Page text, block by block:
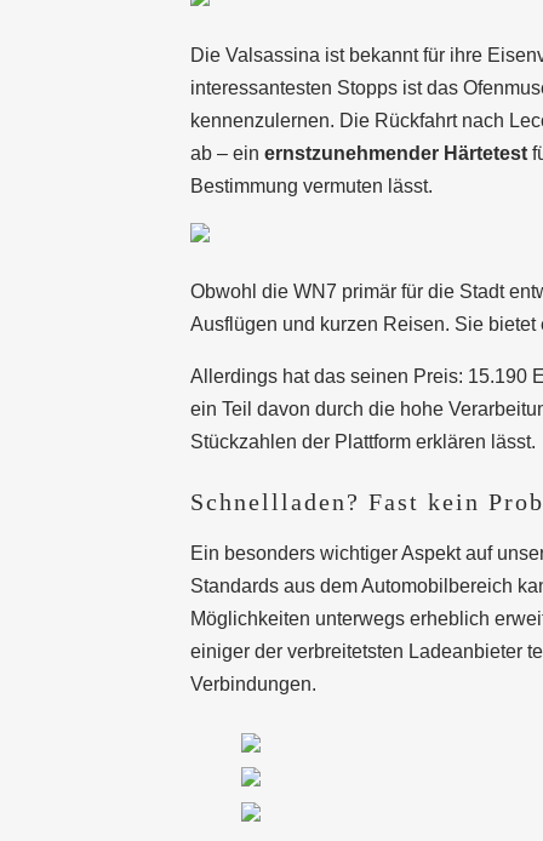
Die Valsassina ist bekannt für ihre
interessantesten Stopps ist das
kennenzulernen. Die Rückfahrt nach
ab – ein ernstzunehmender Härtetest
Bestimmung vermuten lässt.
Obwohl die WN7 primär für die Stadt
Ausflügen und kurzen Reisen. Sie
Allerdings hat das seinen Preis: 15.190
ein Teil davon durch die hohe
Stückzahlen der Plattform erklären lässt.
Schnellladen? Fast kein
Ein besonders wichtiger Aspekt auf
Standards aus dem Automobilbereich
Möglichkeiten unterwegs erheblich
einiger der verbreitetsten Ladeanbieter
Verbindungen.